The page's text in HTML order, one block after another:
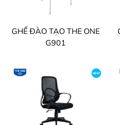
GHẾ ĐÀO TẠO THE ONE
G901